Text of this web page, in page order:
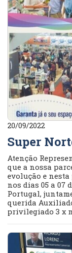
20/09/2022
Super
Atenção
que a nossa
evolução e
nos dias 05 a 07
Portugal,
querida
privilegiado 3 x